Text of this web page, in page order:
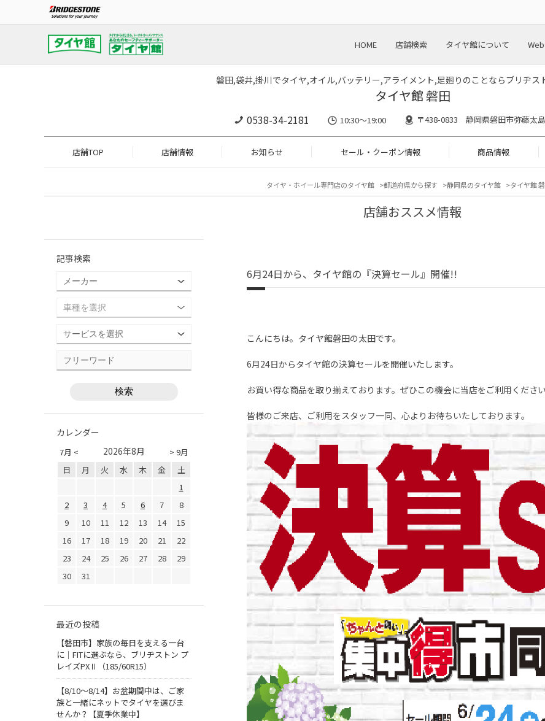
HOME 店舗検索 タイヤ館について
磐田,袋井,掛川でタイヤ,オイル,バッテリー,アライメント,足廻りのことならブリヂス
タイヤ館 磐田
0538-34-2181 10:30～19:00 〒438-0833 静岡県磐田市弥藤太
店舗TOP 店舗情報 お知らせ セール・クーポン情報 商品情報
タイヤ・ホイール専門店のタイヤ館 都道府県から探す 静岡県のタイヤ館 タイヤ館
店舗おススメ情報
6月24日から、タイヤ館の『決算セール』開催!!
こんにちは。タイヤ館磐田の太田です。
6月24日からタイヤ館の決算セールを開催いたします。
お買い得な商品を取り揃えております。ぜひこの機会に当店をご利用ください
皆様のご来店、ご利用をスタッフ一同、心よりお待ちいたしております。
記事検索
カレンダー
7月 < > 9月
2026年8月
日 月 火 水 木 金
土
1
2
3 4 5 6 7
8
9
10 11 12 13 14
15
16
17 18 19 20 21
22
23
24 25 26 27 28
29
30
31
最近の投稿
【磐田市】家族の毎日を支える一台
に｜FITに選ぶなら、ブリヂストン プ
レイズPXⅡ（185/60R15）
【8/10～8/14】お盆期間中は、ご家
族と一緒にネットでタイヤを選びま
せんか？【夏季休業中】